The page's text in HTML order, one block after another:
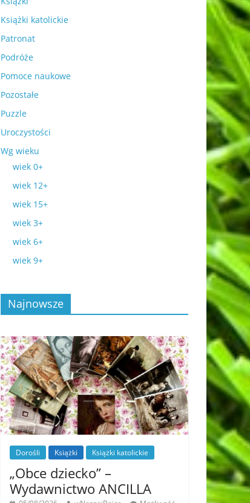
Książki katolickie
Patronat
Podróże
Pomoce naukowe
Pozostałe
Puzzle
Uroczystości
Wg wieku
wiek 0+
wiek 12+
wiek 15+
wiek 3+
wiek 6+
wiek 9+
Najnowsze
Dorośli Książki Książki katolickie
„Obce dziecko” –
Wydawnictwo ANCILLA